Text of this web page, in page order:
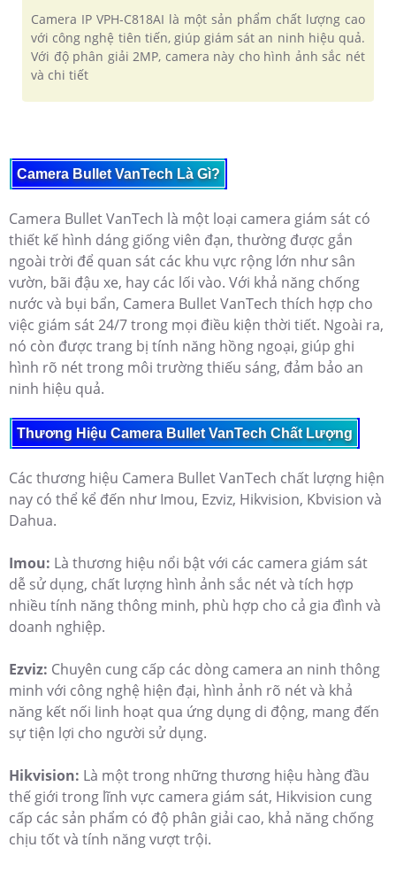
Camera IP VPH-C818AI là một sản phẩm chất lượng cao
với công nghệ tiên tiến, giúp giám sát an ninh hiệu quả.
Với độ phân giải 2MP, camera này cho hình ảnh sắc nét
và chi tiết
Camera Bullet VanTech Là Gì?
Camera Bullet VanTech là một loại camera giám sát có
thiết kế hình dáng giống viên đạn, thường được gắn
ngoài trời để quan sát các khu vực rộng lớn như sân
vườn, bãi đậu xe, hay các lối vào. Với khả năng chống
nước và bụi bẩn, Camera Bullet VanTech thích hợp cho
việc giám sát 24/7 trong mọi điều kiện thời tiết. Ngoài ra,
nó còn được trang bị tính năng hồng ngoại, giúp ghi
hình rõ nét trong môi trường thiếu sáng, đảm bảo an
ninh hiệu quả.
Thương Hiệu Camera Bullet VanTech Chất Lượng
Các thương hiệu Camera Bullet VanTech chất lượng hiện
nay có thể kể đến như Imou, Ezviz, Hikvision, Kbvision và
Dahua.
Imou: Là thương hiệu nổi bật với các camera giám sát
dễ sử dụng, chất lượng hình ảnh sắc nét và tích hợp
nhiều tính năng thông minh, phù hợp cho cả gia đình và
doanh nghiệp.
Ezviz: Chuyên cung cấp các dòng camera an ninh thông
minh với công nghệ hiện đại, hình ảnh rõ nét và khả
năng kết nối linh hoạt qua ứng dụng di động, mang đến
sự tiện lợi cho người sử dụng.
Hikvision: Là một trong những thương hiệu hàng đầu
thế giới trong lĩnh vực camera giám sát, Hikvision cung
cấp các sản phẩm có độ phân giải cao, khả năng chống
chịu tốt và tính năng vượt trội.